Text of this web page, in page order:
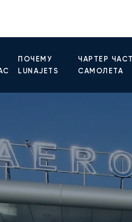
ПОЧЕМУ
LUNAJETS
ЧАРТЕР
САМОЛЕТА